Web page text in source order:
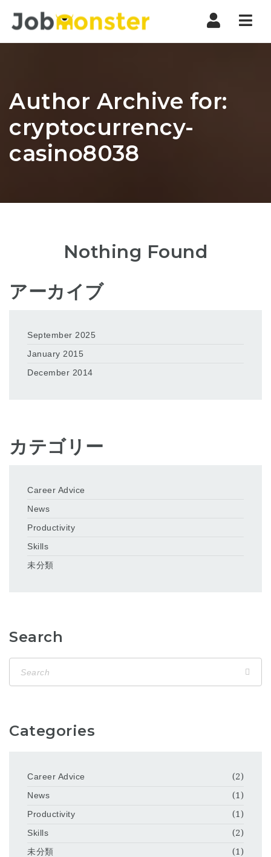
Author Archive for:
cryptocurrency-
casino8038
Nothing Found
アーカイブ
September 2025
January 2015
December 2014
カテゴリー
Career Advice
News
Productivity
Skills
未分類
Search
Categories
Career Advice
(2)
News
(1)
Productivity
(1)
Skills
(2)
未分類
(1)